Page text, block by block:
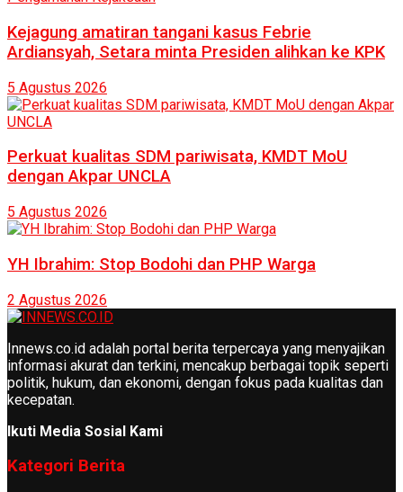
Kejagung amatiran tangani kasus Febrie
Ardiansyah, Setara minta Presiden alihkan ke KPK
5 Agustus 2026
Perkuat kualitas SDM pariwisata, KMDT MoU
dengan Akpar UNCLA
5 Agustus 2026
YH Ibrahim: Stop Bodohi dan PHP Warga
2 Agustus 2026
Innews.co.id adalah portal berita terpercaya yang menyajikan
informasi akurat dan terkini, mencakup berbagai topik seperti
politik, hukum, dan ekonomi, dengan fokus pada kualitas dan
kecepatan.
Ikuti Media Sosial Kami
Kategori Berita